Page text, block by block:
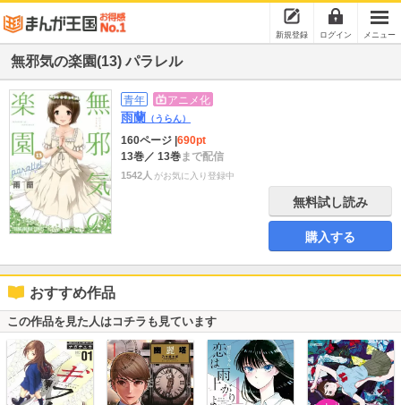
新規登録 ログイン メニュー
無邪気の楽園(13) パラレル
青年 アニメ化
雨蘭 （うらん）
160ページ 690pt
13巻／ 13巻まで配信
1542人 がお気に入り登録中
無料試し読み
購入する
おすすめ作品
この作品を見た人はコチラも見ています